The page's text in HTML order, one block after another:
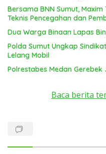
Bersama BNN Sumut,
Teknis Pencegahan dan
Dua Warga Binaan Lapas
Polda Sumut Ungkap
Lelang Mobil
Polrestabes Medan
Baca berita